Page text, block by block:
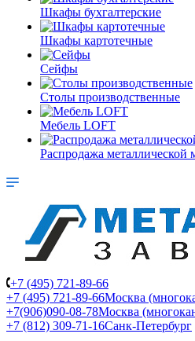
Шкафы бухгалтерские
Шкафы картотечные
Сейфы
Столы производственные
Мебель LOFT
Распродажа металлической
+7 (495) 721-89-66
+7 (495) 721-89-66Москва
+7(906)090-08-78Москва
+7 (812) 309-71-16Санк-Петербург